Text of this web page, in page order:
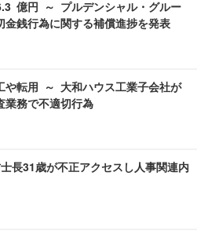
億円 ～ プルデンシャル・グルー
金銭行為に関する補償進捗を発表
や転用 ～ 大和ハウス工業子会社が
業務で不適切行為
長31歳が不正アクセスし人事関連内